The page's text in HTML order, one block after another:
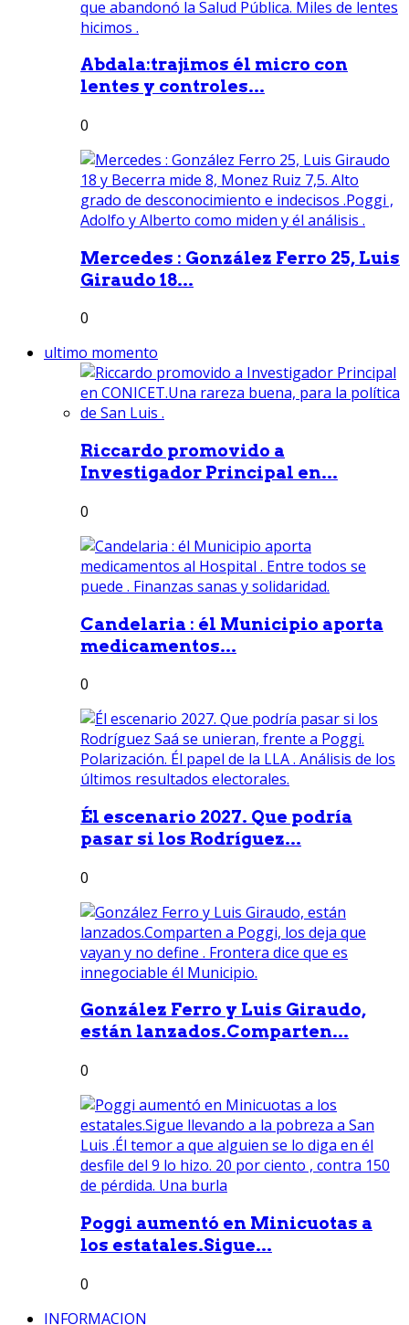
Abdala:trajimos él micro con
lentes y controles...
0
Mercedes : González Ferro 25, Luis
Giraudo 18...
0
ultimo momento
Riccardo promovido a
Investigador Principal en...
0
Candelaria : él Municipio aporta
medicamentos...
0
Él escenario 2027. Que podría
pasar si los Rodríguez...
0
González Ferro y Luis Giraudo,
están lanzados.Comparten...
0
Poggi aumentó en Minicuotas a
los estatales.Sigue...
0
INFORMACION